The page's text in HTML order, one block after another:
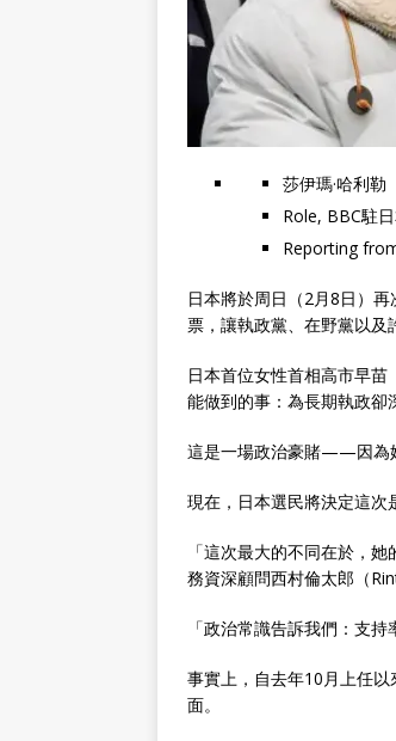
莎伊瑪·哈利勒
Role, BBC駐
Reporting
日本將於周日（2月8日）
票，讓執政黨、在野黨以及
日本首位女性首相高市早
能做到的事：為長期執政卻
這是一場政治豪賭——因為
現在，日本選民將決定這次
「這次最大的不同在於，
務資深顧問西村倫太郎（
「政治常識告訴我們：支
事實上，自去年10月上任
面。